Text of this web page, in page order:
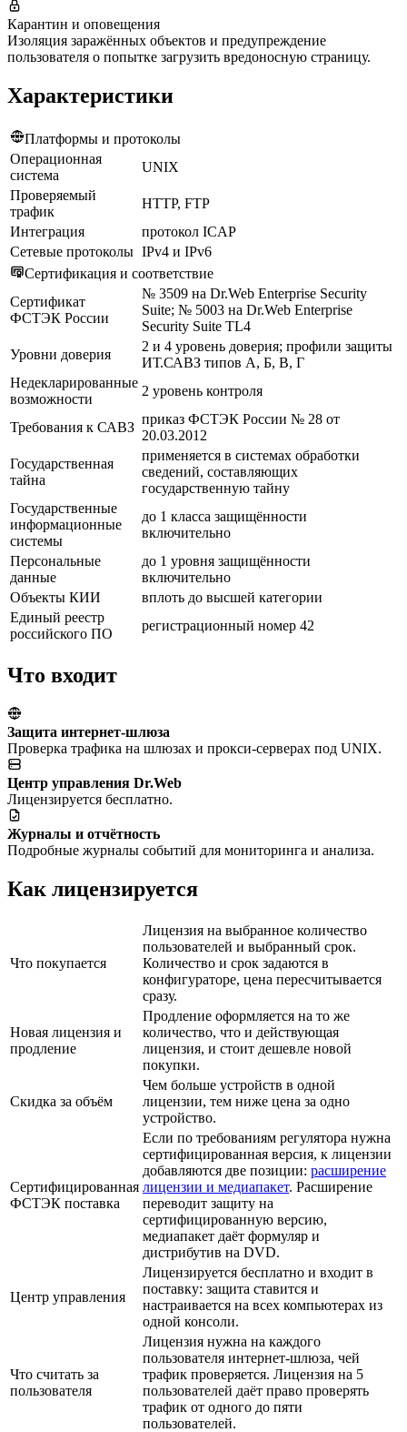
Карантин и оповещения
Изоляция заражённых объектов и предупреждение
пользователя о попытке загрузить вредоносную страницу.
Характеристики
Платформы и протоколы
Операционная
система
UNIX
Проверяемый
трафик
HTTP, FTP
Интеграция
протокол ICAP
Сетевые протоколы IPv4 и IPv6
Сертификация и соответствие
Сертификат
ФСТЭК России
№ 3509 на Dr.Web Enterprise Security
Suite; № 5003 на Dr.Web Enterprise
Security Suite TL4
Уровни доверия
2 и 4 уровень доверия; профили защиты
ИТ.САВЗ типов А, Б, В, Г
Недекларированные
возможности
2 уровень контроля
Требования к САВЗ
приказ ФСТЭК России № 28 от
20.03.2012
Государственная
тайна
применяется в системах обработки
сведений, составляющих
государственную тайну
Государственные
информационные
системы
до 1 класса защищённости
включительно
Персональные
данные
до 1 уровня защищённости
включительно
Объекты КИИ
вплоть до высшей категории
Единый реестр
российского ПО
регистрационный номер 42
Что входит
Защита интернет-шлюза
Проверка трафика на шлюзах и прокси-серверах под UNIX.
Центр управления Dr.Web
Лицензируется бесплатно.
Журналы и отчётность
Подробные журналы событий для мониторинга и анализа.
Как лицензируется
Что покупается
Лицензия на выбранное количество
пользователей и выбранный срок.
Количество и срок задаются в
конфигураторе, цена пересчитывается
сразу.
Новая лицензия и
продление
Продление оформляется на то же
количество, что и действующая
лицензия, и стоит дешевле новой
покупки.
Скидка за объём
Чем больше устройств в одной
лицензии, тем ниже цена за одно
устройство.
Сертифицированная
ФСТЭК поставка
Если по требованиям регулятора нужна
сертифицированная версия, к лицензии
добавляются две позиции: расширение
лицензии и медиапакет. Расширение
переводит защиту на
сертифицированную версию,
медиапакет даёт формуляр и
дистрибутив на DVD.
Центр управления
Лицензируется бесплатно и входит в
поставку: защита ставится и
настраивается на всех компьютерах из
одной консоли.
Что считать за
пользователя
Лицензия нужна на каждого
пользователя интернет-шлюза, чей
трафик проверяется. Лицензия на 5
пользователей даёт право проверять
трафик от одного до пяти
пользователей.